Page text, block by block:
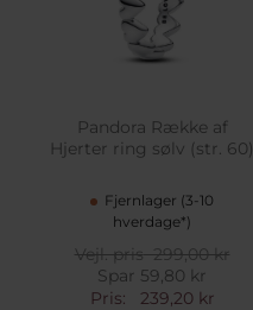
Pandora Række af
Hjerter ring sølv (str. 60)
Fjernlager (3-10
hverdage*)
Vejl. pris299,00 kr
Spar 59,80 kr
Pris:
239,20 kr